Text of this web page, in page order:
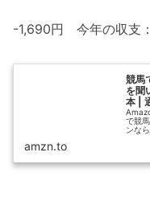
-1,690円 今年の収支
競馬
を聞
本 |
で競
ンな
amzn.to